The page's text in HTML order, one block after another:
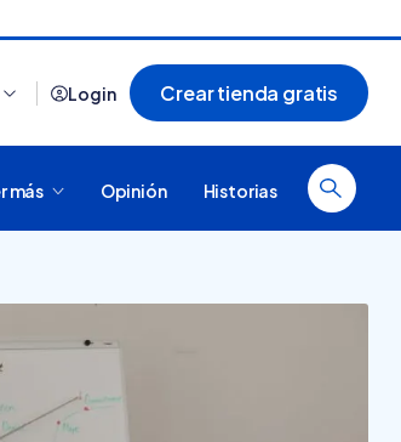
Login Crear tienda gratis
más Opinión Historias